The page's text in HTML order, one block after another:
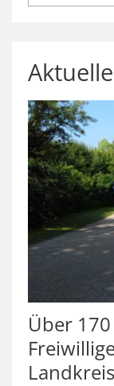
Über
Landkreis